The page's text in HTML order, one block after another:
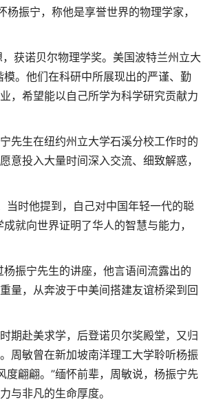
振宁，称他是享誉世界的物理学家，
获诺贝尔物理学奖。美国波特兰州立大
。他们在科研中所展现出的严谨、勤
，希望能以自己所学为科学研究贡献力
生在纽约州立大学石溪分校工作时的
意投入大量时间深入交流、细致解惑，
时他提到，自己对中国年轻一代的聪
就向世界证明了华人的智慧与能力，
振宁先生的讲座，他言语间流露出的
量，从奔波于中美间搭建友谊桥梁到回
赴美求学，后登诺贝尔奖殿堂，又归
周敏曾在新加坡南洋理工大学聆听杨振
翩翩。”缅怀前辈，周敏说，杨振宁先
与非凡的生命厚度。